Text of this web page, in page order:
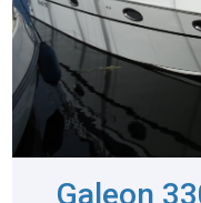
Galeon